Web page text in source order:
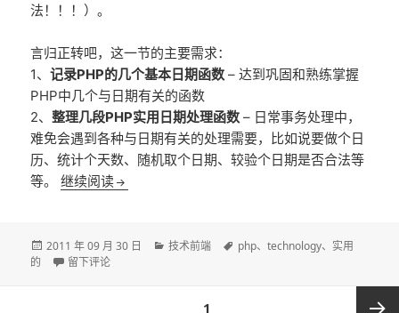
法！！！）。
言归正转吧，这一节的主要需求：
1、记录PHP的几个基本日期函数 – 达到巩固和熟练掌握
PHP中几个与日期有关的函数
2、整理几段PHP实用日期处理函数 – 日常事务处理中，
难免会遇到各种与日期有关的处理需要，比如说要做个日
历、统计个天数、随机取个日期、较验个日期是否合法等
等。继续阅读PHP笔记（二）:实用日期函数
发
布
2011 年 09 月 30 日
分
技术前端
标
php、technology、 实用
的
于PHP笔记（二）:实用日期函数
留下评论
1